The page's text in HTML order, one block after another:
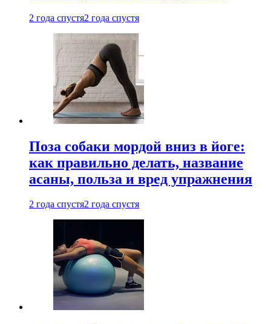
2 года спустя2 года спустя
Поза собаки мордой вниз в йоге:
как правильно делать, название
асаны, польза и вред упражнения
2 года спустя2 года спустя